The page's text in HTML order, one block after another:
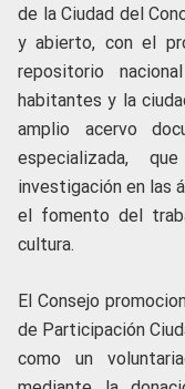
de la Ciudad del
y abierto, con el
repositorio
habitantes y la
amplio acervo
especializada,
investigación en las
el fomento del
cultura.
El Consejo
de Participación
como un